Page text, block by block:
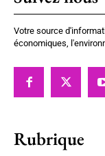
Votre source
économiques,
Rubrique